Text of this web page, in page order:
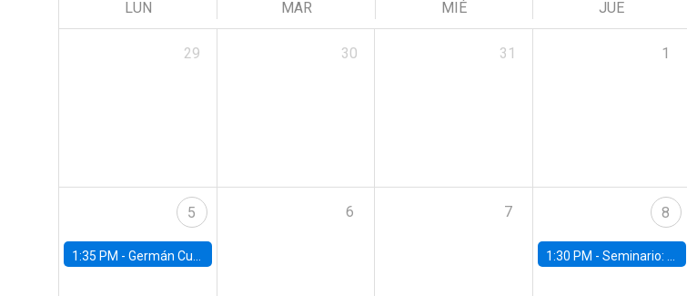
LUN MAR MIÉ JUE
29 30 31 1
5
1:35 PM - Germán Cubas, University of Houston
6 7 8
1:30 PM -Seminario: “Recuperando la humanidad para progresar en la era de la IA»